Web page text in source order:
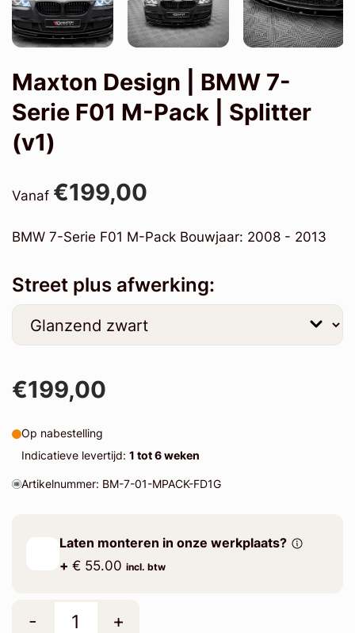
Maxton Design | BMW 7-
Serie F01 M-Pack | Splitter
(v1)
Vanaf €199,00
BMW 7-Serie F01 M-Pack Bouwjaar: 2008 - 2013
Street plus afwerking:
€199,00
Op nabestelling
Indicatieve levertijd: 1 tot 6 weken
Artikelnummer: BM-7-01-MPACK-FD1G
Laten monteren in onze werkplaats?
+ € 55.00 incl. btw
- +